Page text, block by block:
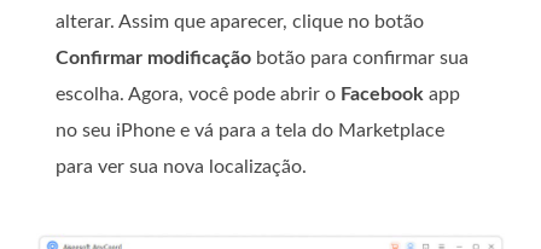
alterar. Assim que aparecer, clique no botão
Confirmar modificação botão para confirmar sua
escolha. Agora, você pode abrir o Facebook app
no ​​seu iPhone e vá para a tela do Marketplace
para ver sua nova localização.